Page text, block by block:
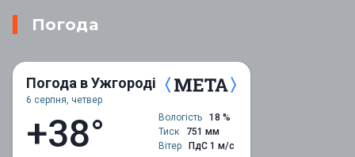
Погода
Погода в Ужгороді
6 серпня, четвер
+38° Вологість
18 %
Тиск
751 мм
Вітер
ПдС 1 м/с